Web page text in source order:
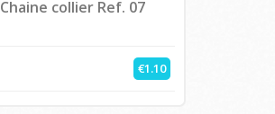
Chaine collier Ref. 07
€1.10